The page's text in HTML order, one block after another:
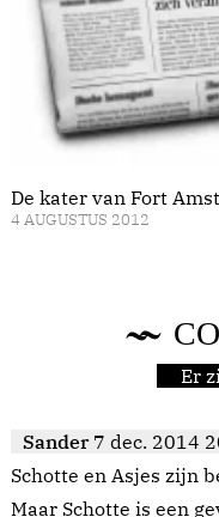
De kater van Fort
4 AUGUSTUS 2012
Er
Sander 7 dec. 2014
Schotte en Asjes zijn
Maar Schotte is een